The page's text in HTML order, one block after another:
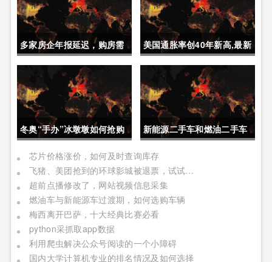
多家房企年报延迟，购房需
要重点关注
美国通胀率创40年新高,最新
经济动态
冬奥“手办”冰墩墩如何抢购
新能源二手车和燃油二手车
如何选择
芯片价格涨价，如何及时查询库存
飞猪、美团抢到的环球影城被退票，试试官方APP
超前点播修改了，网站视频信息采集
燃油车与新能源车过渡期，如何选购车辆
梅西离开巴萨，十大经典比赛必看
python采抓取app数据
利用爬虫解决公众号阅读的一个小障碍
国内大学计算机专业的排名情况及如何选择